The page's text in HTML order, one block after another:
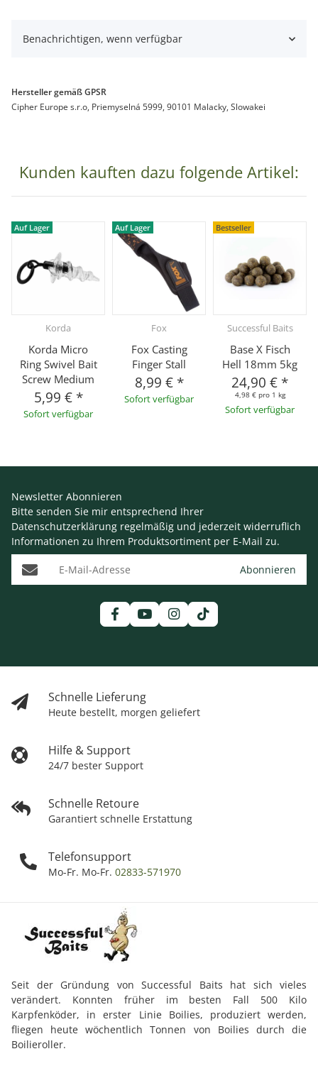
Benachrichtigen, wenn verfügbar
Hersteller gemäß GPSR
Cipher Europe s.r.o, Priemyselná 5999, 90101 Malacky, Slowakei
Kunden kauften dazu folgende Artikel:
Auf Lager
Korda
Korda Micro
Ring Swivel Bait
Screw Medium
5,99 € *
Sofort verfügbar
Auf Lager
Fox
Fox Casting
Finger Stall
8,99 € *
Sofort verfügbar
Bestseller
Successful Baits
Base X Fisch
Hell 18mm 5kg
24,90 € *
4,98 € pro 1 kg
Sofort verfügbar
Schnelle Lieferung
Heute bestellt, morgen geliefert
Hilfe & Support
24/7 bester Support
Schnelle Retoure
Garantiert schnelle Erstattung
Telefonsupport
Mo-Fr. Mo-Fr. 02833-571970
Newsletter Abonnieren
Bitte senden Sie mir entsprechend Ihrer
Datenschutzerklärung regelmäßig und jederzeit widerruflich
Informationen zu Ihrem Produktsortiment per E-Mail zu.
E-Mail-Adresse Abonnieren
Seit der Gründung von Successful Baits hat sich vieles
verändert. Konnten früher im besten Fall 500 Kilo
Karpfenköder, in erster Linie Boilies, produziert werden,
fliegen heute wöchentlich Tonnen von Boilies durch die
Boilieroller.